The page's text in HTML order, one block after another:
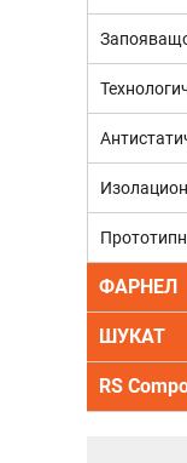
ФАРНЕЛ
ШУКАТ
RS